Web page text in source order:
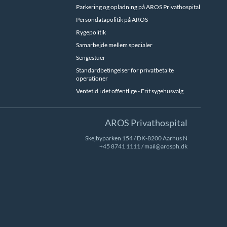
Parkering og opladning på AROS Privathospital
Persondatapolitik på AROS
Rygepolitik
Samarbejde mellem specialer
Sengestuer
Standardbetingelser for privatbetalte
operationer
Ventetid i det offentlige - Frit sygehusvalg
AROS Privathospital
Skejbyparken 154 / DK-8200 Aarhus N
+45 8741 1111/mail@arosph.dk